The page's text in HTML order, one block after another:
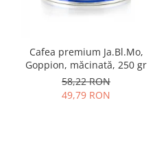
Cafea premium Ja.Bl.Mo,
Goppion, măcinată, 250 gr
58,22 RON
49,79 RON